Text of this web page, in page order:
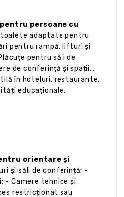
persoane cu
adaptate pentru
pentru rampă, lifturi și
pentru săli de
de conferință și spații
în hoteluri, restaurante,
educaționale.
orientare și
și săli de conferință; -
- Camere tehnice și
restricționat sau